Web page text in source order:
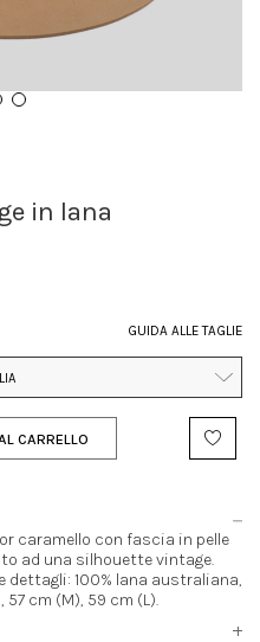
in lana
GUIDA ALLE TAGLIE
CARRELLO
caramello con fascia in pelle
ad una silhouette vintage.
dettagli: 100% lana australiana,
cm (M), 59 cm (L).